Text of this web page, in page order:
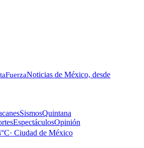
FuerzaNoticias de México, desde
SismosQuintana
EspectáculosOpinión
°C· Ciudad de México